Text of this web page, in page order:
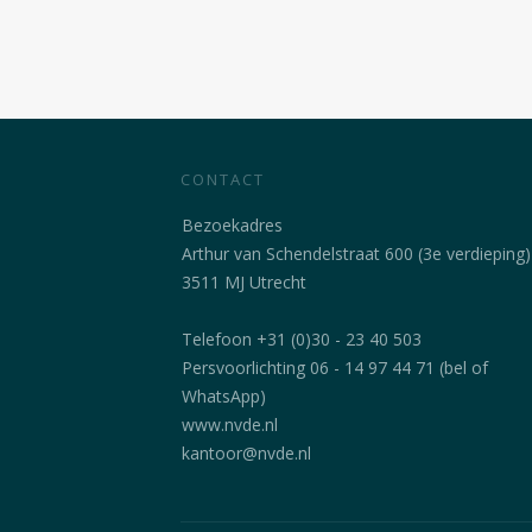
CONTACT
Bezoekadres
Arthur van Schendelstraat 600 (3e verdieping)
3511 MJ Utrecht
Telefoon +31 (0)30 - 23 40 503
Persvoorlichting 06 - 14 97 44 71 (bel of
WhatsApp)
www.nvde.nl
kantoor@nvde.nl